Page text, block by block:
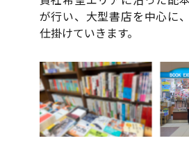
が行い、大型書店を中心に
仕掛けていきます。